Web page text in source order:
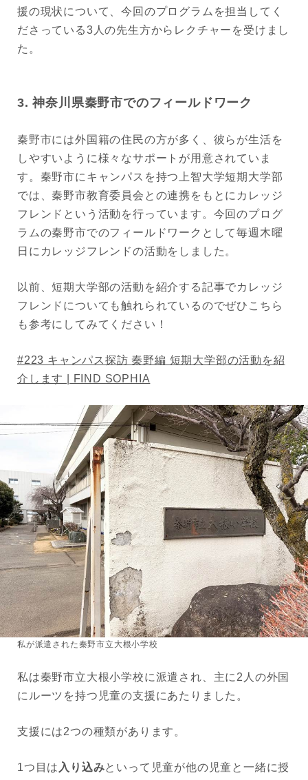
援の現状について、今回のプログラムを担当してく
ださっている3人の先生方からレクチャーを受けまし
た。
3. 神奈川県秦野市でのフィールドワーク
秦野市には外国籍の住民の方が多く、彼らが生活を
しやすいように様々なサポートが用意されていま
す。秦野市にキャンパスを持つ上智大学短期大学部
では、秦野市教育委員会との連携をもとにカレッジ
フレンドという活動を行っています。今回のプログ
ラムの秦野市でのフィールドワークとして毎週木曜
日にカレッジフレンドの活動をしました。
以前、短期大学部の活動を紹介する記事でカレッジ
フレンドについても触れられているのでぜひこちら
も参考にしてみてください！
#223 キャンパス探訪 秦野編 短期大学部の活動を紹
介します | FIND SOPHIA
私が派遣された秦野市立大根小学校
私は秦野市立大根小学校に派遣され、主に2人の外国
にルーツを持つ児童の支援にあたりました。
支援には2つの種類があります。
1つ目は 入り込みといって児童が他の児童と一緒に授